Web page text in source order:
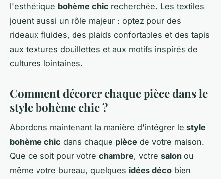
l'esthétique bohème chic recherchée. Les textiles
jouent aussi un rôle majeur : optez pour des
rideaux fluides, des plaids confortables et des tapis
aux textures douillettes et aux motifs inspirés de
cultures lointaines.
Comment décorer chaque pièce dans le
style bohème chic ?
Abordons maintenant la manière d'intégrer le style
bohème chic dans chaque pièce de votre maison.
Que ce soit pour votre chambre, votre salon ou
même votre bureau, quelques idées déco bien